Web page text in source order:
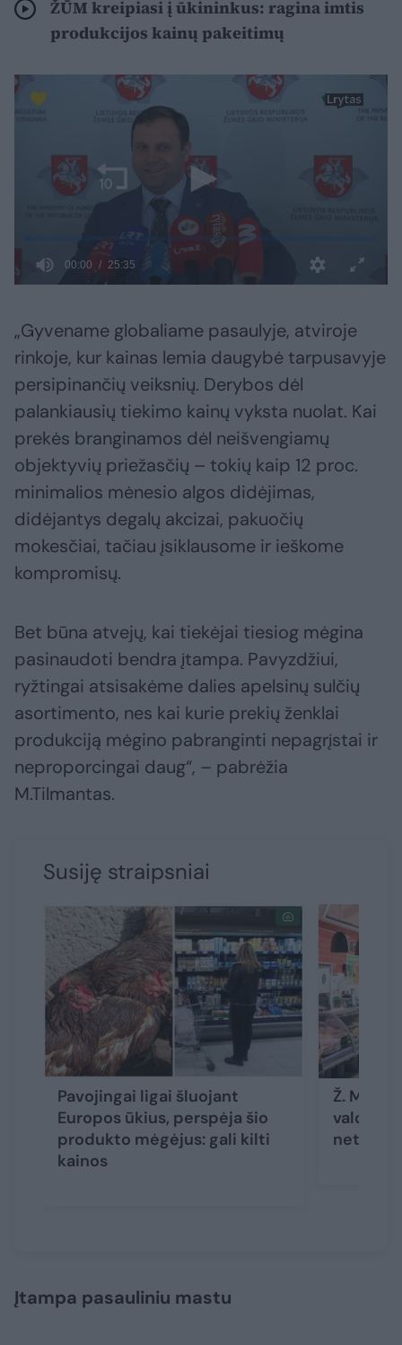
ŽŪM kreipiasi į ūkininkus: ragina imtis
produkcijos kainų pakeitimų
„Gyvename globaliame pasaulyje, atviroje
rinkoje, kur kainas lemia daugybė tarpusavyje
persipinančių veiksnių. Derybos dėl
palankiausių tiekimo kainų vyksta nuolat. Kai
prekės branginamos dėl neišvengiamų
objektyvių priežasčių – tokių kaip 12 proc.
minimalios mėnesio algos didėjimas,
didėjantys degalų akcizai, pakuočių
mokesčiai, tačiau įsiklausome ir ieškome
kompromisų.
Bet būna atvejų, kai tiekėjai tiesiog mėgina
pasinaudoti bendra įtampa. Pavyzdžiui,
ryžtingai atsisakėme dalies apelsinų sulčių
asortimento, nes kai kurie prekių ženklai
produkciją mėgino pabranginti nepagrįstai ir
neproporcingai daug“, – pabrėžia
M.Tilmantas.
Susiję straipsniai
Pavojingai ligai šluojant
Europos ūkius, perspėja šio
produkto mėgėjus: gali kilti
kainos
Ž.
valdžios
net
Įtampa pasauliniu mastu